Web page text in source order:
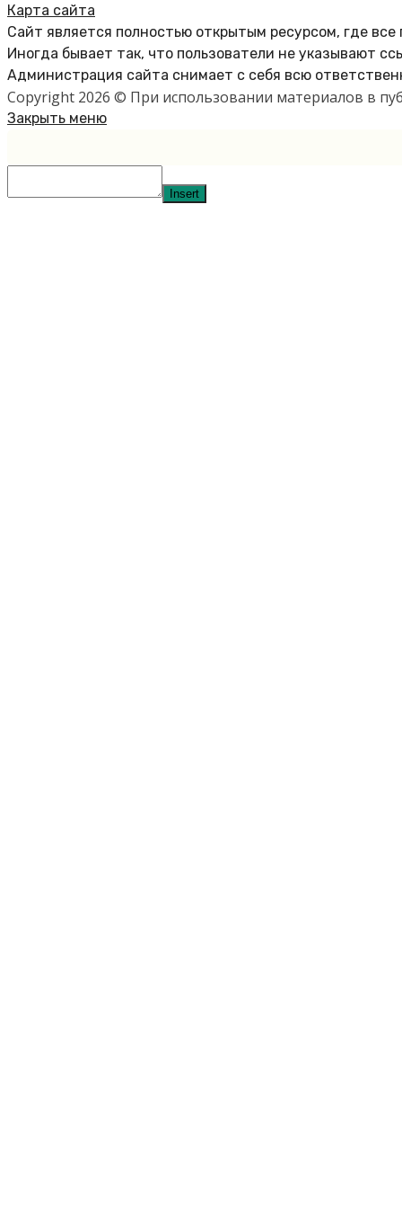
Карта сайта
Сайт является полностью открытым ресурсом, где
Иногда бывает так, что пользователи не указывают
Администрация сайта снимает с себя всю
Copyright 2026 © При использовании материалов в
Закрыть меню
Insert